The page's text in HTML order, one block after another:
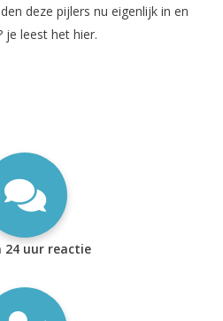
deze pijlers nu eigenlijk in en
je leest het hier.
24 uur reactie